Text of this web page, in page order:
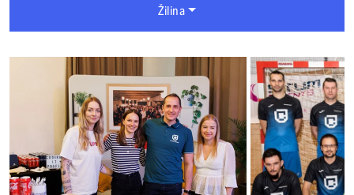
Žilina